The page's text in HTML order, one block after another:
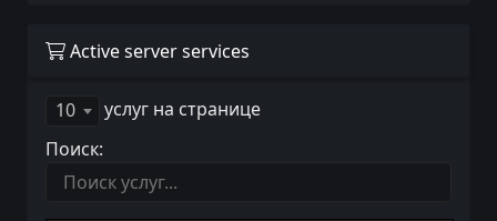
Active server services
10
услуг на странице
Поиск: